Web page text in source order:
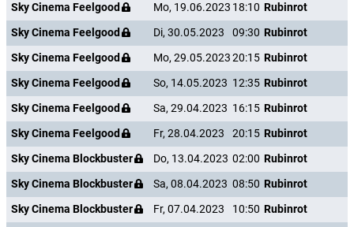
Sky Cinema Feelgood
Mo, 19.06.2023 18:10 Rubinrot
Sky Cinema Feelgood
Di, 30.05.2023 09:30 Rubinrot
Sky Cinema Feelgood
Mo, 29.05.202320:15 Rubinrot
Sky Cinema Feelgood
So, 14.05.2023 12:35 Rubinrot
Sky Cinema Feelgood
Sa, 29.04.2023 16:15 Rubinrot
Sky Cinema Feelgood
Fr, 28.04.2023 20:15 Rubinrot
Sky Cinema Blockbuster
Do, 13.04.2023 02:00 Rubinrot
Sky Cinema Blockbuster
Sa, 08.04.2023 08:50 Rubinrot
Sky Cinema Blockbuster
Fr, 07.04.2023 10:50 Rubinrot